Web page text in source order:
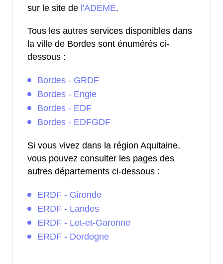
sur le site de l'ADEME.
Tous les autres services disponibles dans
la ville de Bordes sont énumérés ci-
dessous :
Bordes - GRDF
Bordes - Engie
Bordes - EDF
Bordes - EDFGDF
Si vous vivez dans la région Aquitaine,
vous pouvez consulter les pages des
autres départements ci-dessous :
ERDF - Gironde
ERDF - Landes
ERDF - Lot-et-Garonne
ERDF - Dordogne